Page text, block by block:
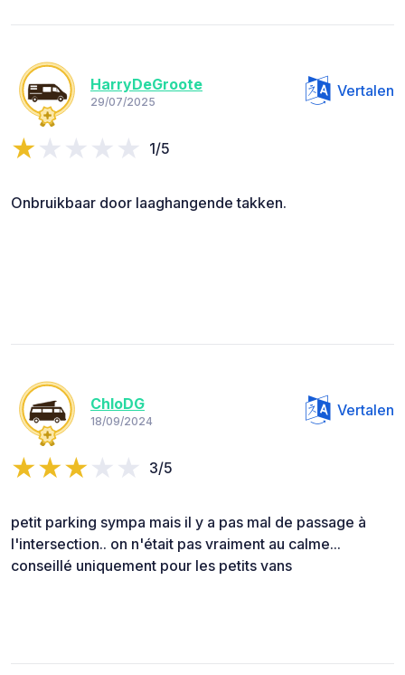
HarryDeGroote
29/07/2025
Vertalen
1/5
Onbruikbaar door laaghangende takken.
ChloDG
18/09/2024
Vertalen
3/5
petit parking sympa mais il y a pas mal de passage à
l'intersection.. on n'était pas vraiment au calme...
conseillé uniquement pour les petits vans